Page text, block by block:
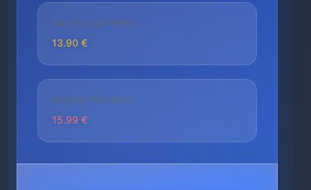
AKTUELLER PREIS
13.90 €
HÖCHSTER PREIS
15.99 €